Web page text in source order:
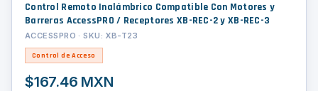
Control Remoto Inalámbrico Compatible Con Motores y
Barreras AccessPRO / Receptores XB-REC-2 y XB-REC-3
ACCESSPRO · SKU: XB-T23
Control de Acceso
$167.46 MXN